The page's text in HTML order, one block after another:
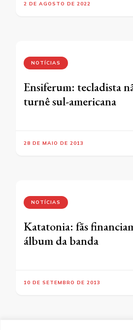
2 DE AGOSTO DE 2022
NOTÍCIAS
Ensiferum: tecladista
turnê sul-americana
28 DE MAIO DE 2013
NOTÍCIAS
Katatonia: fãs
álbum da banda
10 DE SETEMBRO DE 2013